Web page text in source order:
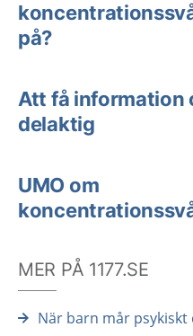
på?
Att få information
delaktig
UMO om
MER PÅ 1177.SE
När barn mår psykiskt